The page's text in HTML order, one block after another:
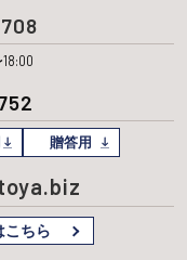
贈答用
こちら